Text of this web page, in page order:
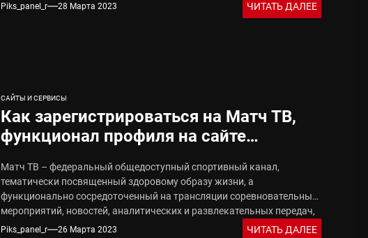
Piks_panel_r 28 Марта 2023 ЧИТАТЬ ДАЛЕЕ
САЙТЫ И СЕРВИСЫ
Как зарегистрироваться на Матч ТВ,
функционал профиля на сайте
Матч ТВ – федеральный общедоступный спортивный канал,
тематически посвященный здоровому образу жизни, а
функционально сосредоточенный на трансляции соревновательных
мероприятий, новостей, аналитических и развлекательных передач,
тематических...
Piks_panel_r 26 Марта 2023 ЧИТАТЬ ДАЛЕЕ